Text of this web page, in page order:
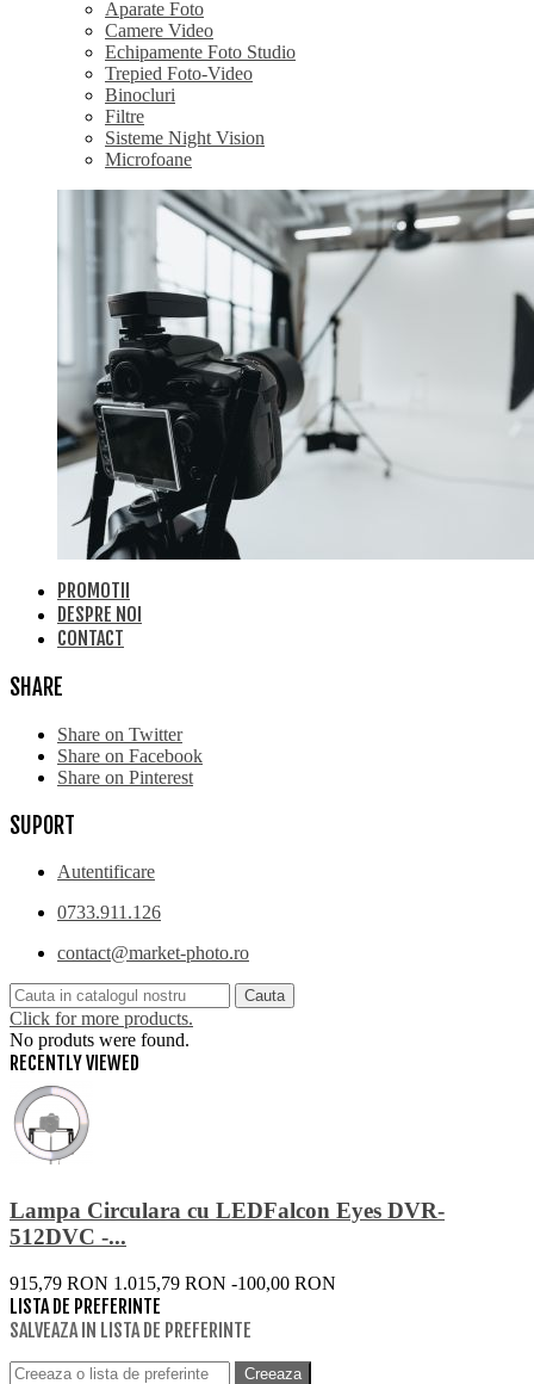
Aparate Foto
Camere Video
Echipamente Foto Studio
Trepied Foto-Video
Binocluri
Filtre
Sisteme Night Vision
Microfoane
PROMOTII
DESPRE NOI
CONTACT
SHARE
Share on Twitter
Share on Facebook
Share on Pinterest
SUPORT
Autentificare
0733.911.126
contact@market-photo.ro
Cauta
Click for more products.
No produts were found.
RECENTLY VIEWED
Lampa Circulara cu LEDFalcon Eyes DVR-
512DVC -...
915,79 RON 1.015,79 RON -100,00 RON
LISTA DE PREFERINTE
SALVEAZA IN LISTA DE PREFERINTE
Creeaza